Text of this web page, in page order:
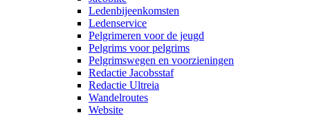
Ledenbijeenkomsten
Ledenservice
Pelgrimeren voor de jeugd
Pelgrims voor pelgrims
Pelgrimswegen en voorzieningen
Redactie Jacobsstaf
Redactie Ultreia
Wandelroutes
Website